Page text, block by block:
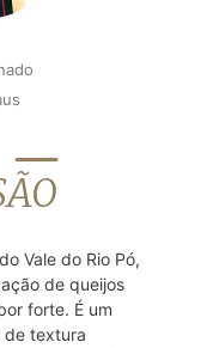
Vale do Rio Pó,
de queijos
forte. É um
de textura